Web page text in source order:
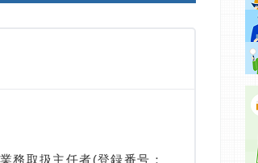
務取扱主任者(登録番号：